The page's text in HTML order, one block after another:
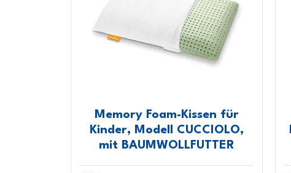
Memory Foam-Kissen für
Kinder, Modell CUCCIOLO,
mit BAUMWOLLFUTTER